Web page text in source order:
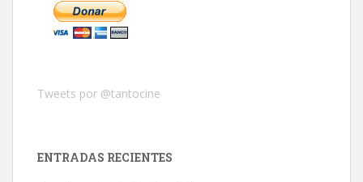
Tweets por @tantocine
ENTRADAS RECIENTES